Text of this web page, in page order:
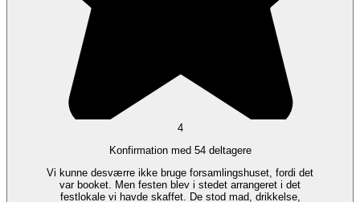
4
Konfirmation med 54 deltagere
Vi kunne desværre ikke bruge forsamlingshuset, fordi det
var booket. Men festen blev i stedet arrangeret i det
festlokale vi havde skaffet. De stod mad, drikkelse,